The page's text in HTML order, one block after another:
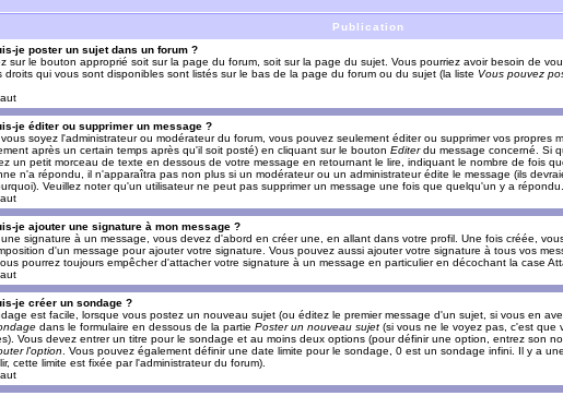
Publication
je poster un sujet dans un forum ?
sur le bouton approprié soit sur la page du forum, soit sur la page du sujet. Vous pourriez avoir besoin de
droits qui vous sont disponibles sont listés sur le bas de la page du forum ou du sujet (la liste Vous pouvez
je éditer ou supprimer un message ?
soyez l'administrateur ou modérateur du forum, vous pouvez seulement éditer ou supprimer vos propres
après un certain temps après qu'il soit posté) en cliquant sur le bouton Editerdu message concerné. Si
un petit morceau de texte en dessous de votre message en retournant le lire, indiquant le nombre de fois
n'a répondu, il n'apparaîtra pas non plus si un modérateur ou un administrateur édite le message (ils
Veuillez noter qu'un utilisateur ne peut pas supprimer un message une fois que quelqu'un y a répondu.
je ajouter une signature à mon message ?
signature à un message, vous devez d'abord en créer une, en allant dans votre profil. Une fois créée,
d'un message pour ajouter votre signature. Vous pouvez aussi ajouter votre signature à tous vos
pourrez toujours empêcher d'attacher votre signature à un message en particulier en décochant la case
je créer un sondage ?
est facile, lorsque vous postez un nouveau sujet (ou éditez le premier message d'un sujet, si vous en
dans le formulaire en dessous de la partie Poster un nouveau sujet (si vous ne le voyez pas, c'est que
Vous devez entrer un titre pour le sondage et au moins deux options (pour définir une option, entrez son
l'option . Vous pouvez également définir une date limite pour le sondage, 0 est un sondage infini. Il y a
cette limite est fixée par l'administrateur du forum).